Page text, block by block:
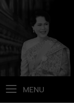
MENU